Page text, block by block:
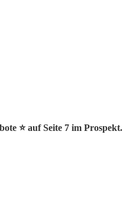
⭐️ auf Seite 7 im Prospekt.